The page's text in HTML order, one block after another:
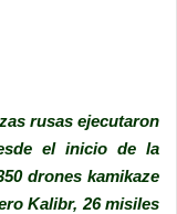
rusas ejecutaron
el inicio de la
drones kamikaze
Kalibr, 26 misiles